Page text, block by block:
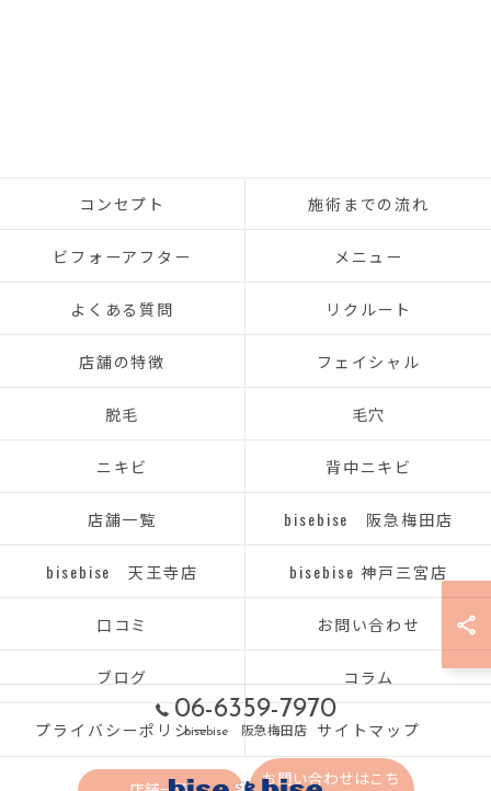
06-6359-7970
bisebise 阪急梅田店
お問い合わせはこち
コンセプト 施術までの流れ
ビフォーアフター メニュー
よくある質問 リクルート
店舗の特徴 フェイシャル
脱毛 毛穴
ニキビ 背中ニキビ
店舗一覧 bisebise 阪急梅田店
bisebise 天王寺店 bisebise 神戸三宮店
口コミ お問い合わせ
ブログ コラム
プライバシーポリシー サイトマップ